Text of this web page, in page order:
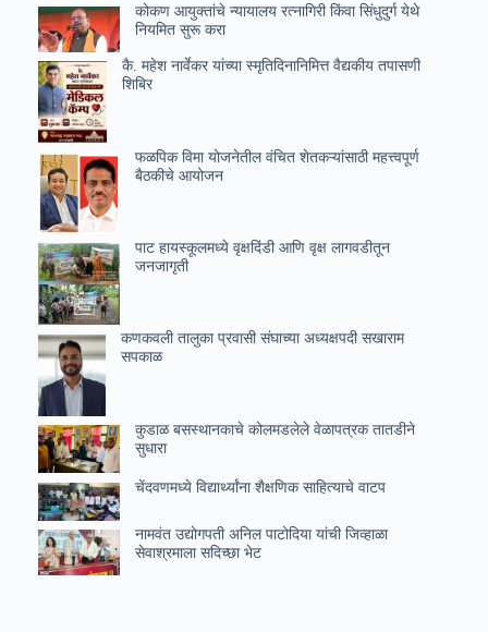
कोकण आयुक्तांचे न्यायालय रत्नागिरी किंवा सिंधुदुर्ग येथे
नियमित सुरू करा
कै. महेश नार्वेकर यांच्या स्मृतिदिनानिमित्त वैद्यकीय तपासणी
शिबिर
फळपिक विमा योजनेतील वंचित शेतकऱ्यांसाठी महत्त्वपूर्ण
बैठकीचे आयोजन
पाट हायस्कूलमध्ये वृक्षदिंडी आणि वृक्ष लागवडीतून
जनजागृती
कणकवली तालुका प्रवासी संघाच्या अध्यक्षपदी सखाराम
सपकाळ
कुडाळ बसस्थानकाचे कोलमडलेले वेळापत्रक तातडीने
सुधारा
चेंदवणमध्ये विद्यार्थ्यांना शैक्षणिक साहित्याचे वाटप
नामवंत उद्योगपती अनिल पाटोदिया यांची जिव्हाळा
सेवाश्रमाला सदिच्छा भेट